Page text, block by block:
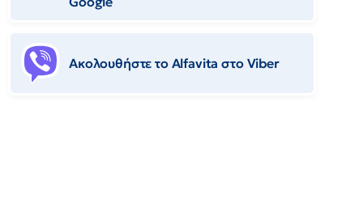
Ακολουθήστε το Αlfavita στο Viber